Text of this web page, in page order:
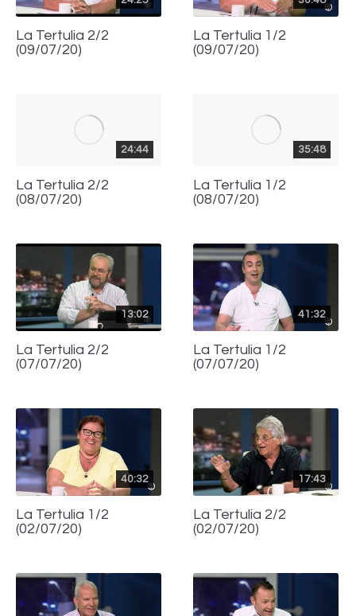
La Tertulia 2/2
(09/07/20)
La Tertulia 1/2
(09/07/20)
24:44
La Tertulia 2/2
(08/07/20)
35:48
La Tertulia 1/2
(08/07/20)
13:02
La Tertulia 2/2
(07/07/20)
41:32
La Tertulia 1/2
(07/07/20)
40:32
La Tertulia 1/2
(02/07/20)
17:43
La Tertulia 2/2
(02/07/20)